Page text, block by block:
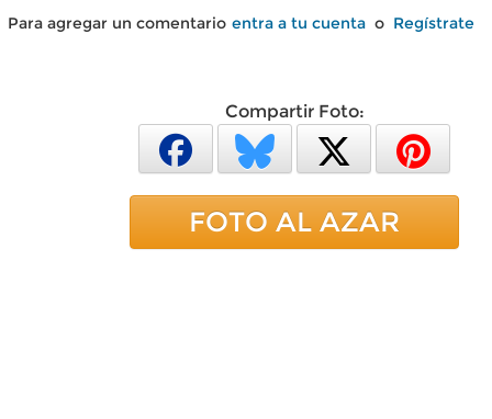
Para agregar un comentario entra a tu cuenta o Regístrate
Compartir Foto:
FOTO AL AZAR